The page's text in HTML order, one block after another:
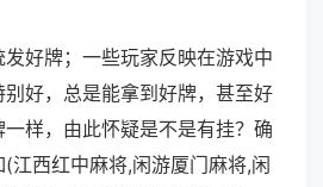
好牌；一些玩家反映在游戏中
好，总是能拿到好牌，甚至好
样，由此怀疑是不是有挂？确
江西红中麻将,闲游厦门麻将,闲